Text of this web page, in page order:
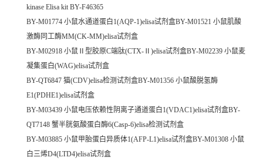
kinase Elisa kit BY-F46365
BY-M01774 小鼠水通道蛋白1(AQP-1)elisa试剂盒BY-M01521 小鼠肌酸
激酶同工酶MM(CK-MM)elisa试剂盒
BY-M02918 小鼠Ⅱ型胶原C端肽(CTX-Ⅱ)elisa试剂盒BY-M02239 小鼠麦
凝集蛋白(WAG)elisa试剂盒
BY-QT6847 猫(CDV)elisa检测试剂盒BY-M01356 小鼠酸脱氢酶
E1(PDHE1)elisa试剂盒
BY-M03439 小鼠电压依赖性阴离子通道蛋白1(VDAC1)elisa试剂盒BY-
QT7148 蟹半胱氨酸蛋白酶6(Casp-6)elisa检测试剂盒
BY-M03885 小鼠甲胎蛋白异质体1(AFP-L1)elisa试剂盒BY-M01308 小鼠
白三烯D4(LTD4)elisa试剂盒